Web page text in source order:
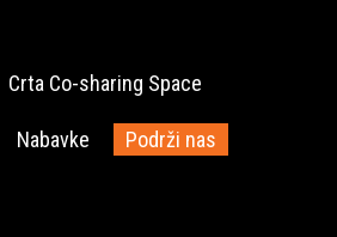
Crta Co-sharing Space
Nabavke Podrži nas